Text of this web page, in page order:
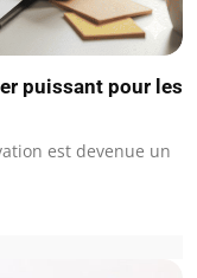
puissant pour les
est devenue un